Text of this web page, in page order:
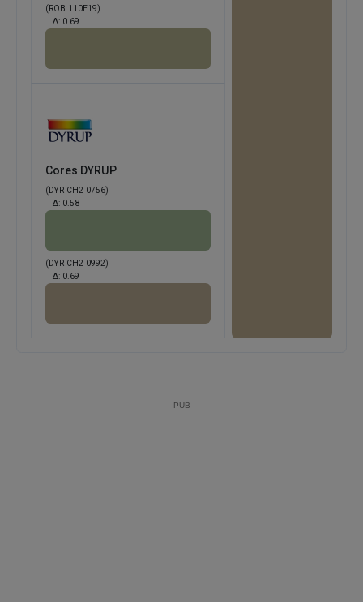
(ROB 110E19)
Δ: 0.69
Cores DYRUP
(DYR CH2 0756)
Δ: 0.58
(DYR CH2 0992)
Δ: 0.69